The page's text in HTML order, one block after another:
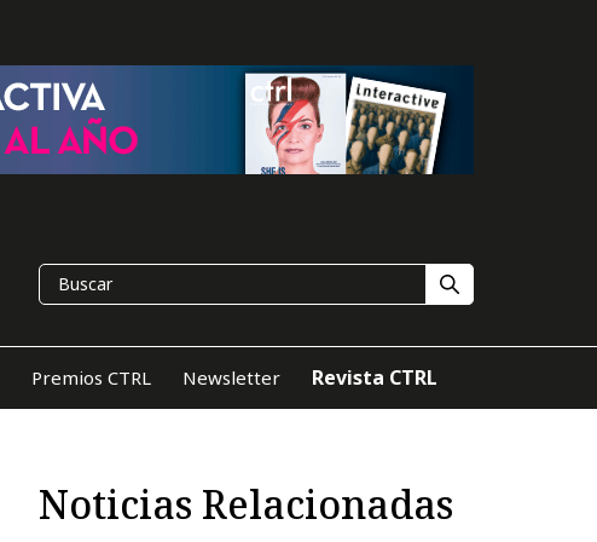
Premios CTRL Newsletter Revista CTRL
Noticias Relacionadas